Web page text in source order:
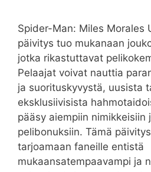
Spider-Man: Miles Morales
päivitys tuo mukanaan
jotka rikastuttavat
Pelaajat voivat nauttia
ja suorituskyvystä, uusista
eksklusiivisista
pääsy aiempiin nimikkeisiin
pelibonuksiin. Tämä
tarjoamaan faneille entistä
mukaansatempaavampi ja